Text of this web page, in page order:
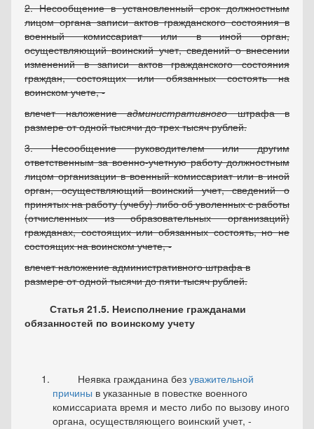
2. Несообщение вустановленный срокдолжностным
лицом органа записи актов гражданского состояния в
военный комиссариат или в иной орган,
осуществляющий воинский учет, сведений о внесении
изменений в записи актов гражданского состояния
граждан, состоящих или обязанных состоять на
воинском учете, -
влечет наложениеадминистративногоштрафа в
размере от одной тысячи до трех тысяч рублей.
3. Несообщение руководителем или другим
ответственным за военно-учетную работу должностным
лицом организации в военный комиссариат или в иной
орган, осуществляющий воинский учет, сведений о
принятых на работу (учебу) либо об уволенных с работы
(отчисленных из образовательных организаций)
гражданах, состоящих или обязанных состоять, но не
состоящих на воинском учете, -
влечет наложение административного штрафа в
размере от одной тысячи до пяти тысяч рублей.
Статья 21.5. Неисполнение гражданами
обязанностей по воинскому учету
Неявка гражданина без уважительной
причины в указанные в повестке военного
комиссариата время и место либо по вызову иного
органа, осуществляющего воинский учет, -